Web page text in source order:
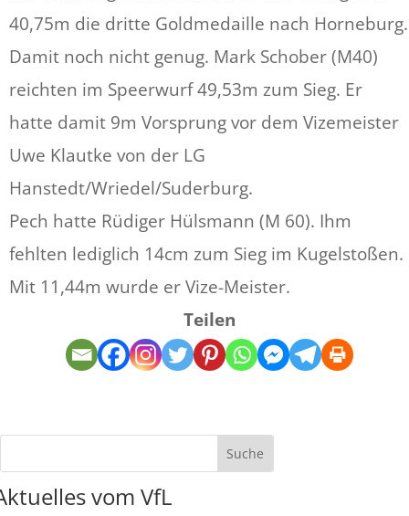
40,75m die dritte Goldmedaille nach Horneburg.
Damit noch nicht genug. Mark Schober (M40)
reichten im Speerwurf 49,53m zum Sieg. Er
hatte damit 9m Vorsprung vor dem Vizemeister
Uwe Klautke von der LG
Hanstedt/Wriedel/Suderburg.
Pech hatte Rüdiger Hülsmann (M 60). Ihm
fehlten lediglich 14cm zum Sieg im Kugelstoßen.
Mit 11,44m wurde er Vize-Meister.
Teilen
vom VfL